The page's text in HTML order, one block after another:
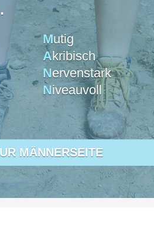
Mutig
Akribisch
Nervenstark
Niveauvoll
MÄNNERSEITE